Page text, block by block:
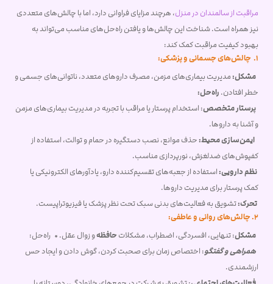
مراقبت از سالمندان در منزل، هرچند مزایای فراوانی دارد، اما با چالش‌های متعددی
نیز همراه است. شناخت این چالش‌ها و یافتن راه‌حل‌های مناسب می‌تواند به
بهبود کیفیت مراقبت کمک کند:
1. چالش‌های جسمانی و پزشکی:
مشکل:مدیریت بیماری‌های مزمن، مصرف داروهای متعدد، ناتوانی‌های جسمی و
خطر افتادن. راه‌حل:
پرستار متخصص: استخدام پرستار یا مراقب با تجربه در مدیریت بیماری‌های مزمن
و آشنا به داروها.
ایمن‌سازی محیط:حذف موانع، نصب دستگیره در حمام و توالت، استفاده از
کفپوش‌های ضدلغزش، نورپردازی مناسب.
نظم دارویی:استفاده از جعبه‌های تقسیم‌کننده دارو، یادآورهای الکترونیکی یا
کمک پرستار برای مدیریت داروها.
تحرک:تشویق به فعالیت‌های بدنی سبک تحت نظر پزشک یا فیزیوتراپیست.
2. چالش‌های روانی و عاطفی:
مشکل: تنهایی، افسردگی، اضطراب، مشکلاتحافظهو زوال عقل. * راه‌حل:
همراهی و گفتگو: اختصاص زمان برای صحبت کردن، گوش دادن و ایجاد حس
ارزشمندی.